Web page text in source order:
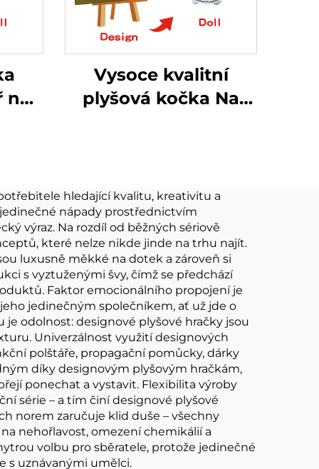
na
Vysoce kvalitní
plyšová kočka Na
hledající kvalitu, kreativitu a
nápady prostřednictvím
výraz. Na rozdíl od běžných sériově
které nelze nikde jinde na trhu najít.
luxusně měkké na dotek a zároveň si
s vyztuženými švy, čímž se předchází
Faktor emocionálního propojení je
jedinečným společníkem, ať už jde o
odolnost: designové plyšové hračky jsou
Univerzálnost využití designových
polštáře, propagační pomůcky, dárky
díky designovým plyšovým hračkám,
ponechat a vystavit. Flexibilita výroby
série – a tím činí designové plyšové
norem zaručuje klid duše – všechny
nehořlavost, omezení chemikálií a
volbu pro sběratele, protože jedinečné
s uznávanými umělci.